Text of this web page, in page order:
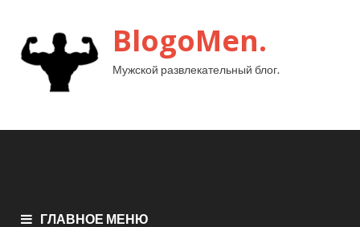
BlogoMen.
Мужской развлекательный блог.
ГЛАВНОЕ МЕНЮ